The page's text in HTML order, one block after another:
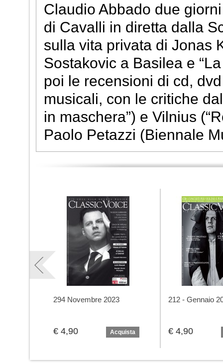
Claudio Abbado due
di Cavalli in diretta dalla
sulla vita privata di Jonas
Sostakovic a Basilea e
poi le recensioni di cd,
musicali, con le critiche
in maschera”) e Vilnius
Paolo Petazzi (Biennale
294 Novembre 2023
€ 4,90 Acquista
212 - Gennaio
€ 4,90